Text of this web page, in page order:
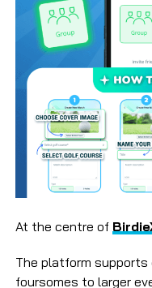
At the centre of
The platform
foursomes to larger